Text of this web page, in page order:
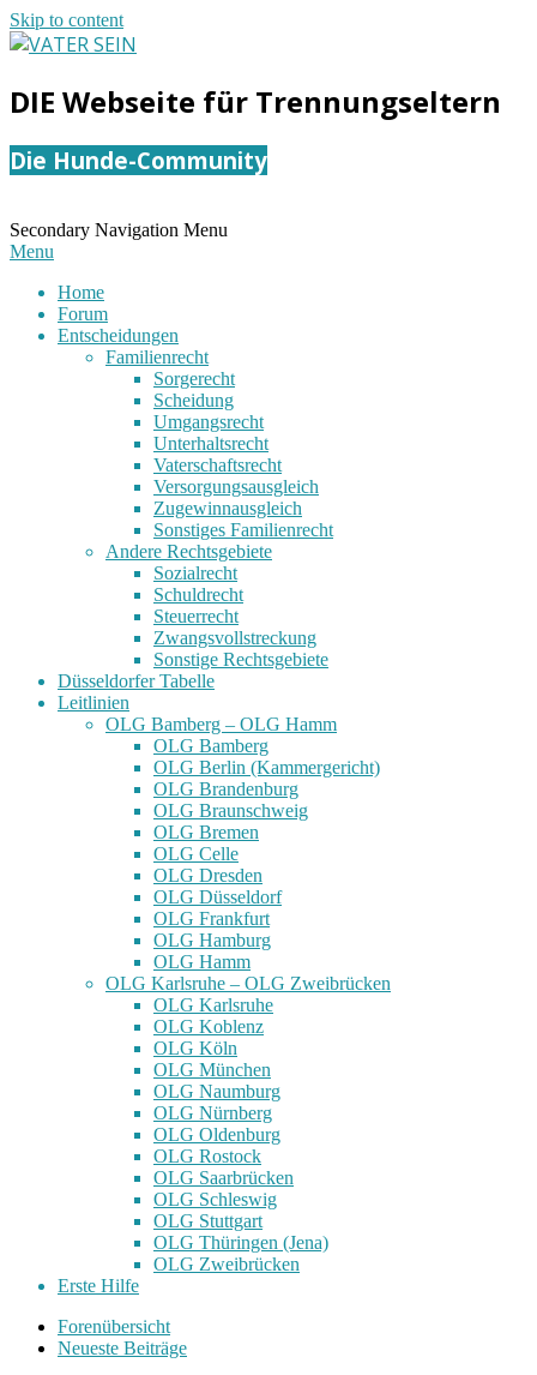
Skip to content
SEIN
DIE Webseite für Trennungseltern
Die Hunde-Community
Secondary Navigation Menu
Menu
Home
Forum
Entscheidungen
Familienrecht
Sorgerecht
Scheidung
Umgangsrecht
Unterhaltsrecht
Vaterschaftsrecht
Versorgungsausgleich
Zugewinnausgleich
Sonstiges Familienrecht
Andere Rechtsgebiete
Sozialrecht
Schuldrecht
Steuerrecht
Zwangsvollstreckung
Sonstige Rechtsgebiete
Düsseldorfer Tabelle
Leitlinien
OLG Bamberg – OLG Hamm
OLG Bamberg
OLG Berlin (Kammergericht)
OLG Brandenburg
OLG Braunschweig
OLG Bremen
OLG Celle
OLG Dresden
OLG Düsseldorf
OLG Frankfurt
OLG Hamburg
OLG Hamm
OLG Karlsruhe – OLG Zweibrücken
OLG Karlsruhe
OLG Koblenz
OLG Köln
OLG München
OLG Naumburg
OLG Nürnberg
OLG Oldenburg
OLG Rostock
OLG Saarbrücken
OLG Schleswig
OLG Stuttgart
OLG Thüringen (Jena)
OLG Zweibrücken
Erste Hilfe
Forenübersicht
Neueste Beiträge